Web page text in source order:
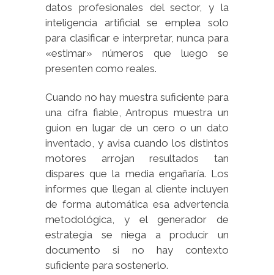
datos profesionales del sector, y la
inteligencia artificial se emplea solo
para clasificar e interpretar, nunca para
«estimar» números que luego se
presenten como reales.
Cuando no hay muestra suficiente para
una cifra fiable, Antropus muestra un
guion en lugar de un cero o un dato
inventado, y avisa cuando los distintos
motores arrojan resultados tan
dispares que la media engañaría. Los
informes que llegan al cliente incluyen
de forma automática esa advertencia
metodológica, y el generador de
estrategia se niega a producir un
documento si no hay contexto
suficiente para sostenerlo.